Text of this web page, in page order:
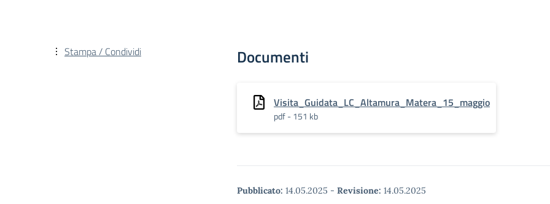
Documenti
Visita_Guidata_LC_Altamura_Matera_15_maggio
pdf - 151 kb
Pubblicato: 14.05.2025 - Revisione: 14.05.2025
Stampa / Condividi